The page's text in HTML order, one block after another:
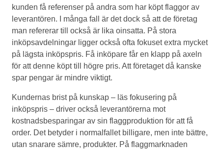
kunden få referenser på andra som har köpt flaggor av
leverantören. I många fall är det dock så att de företag
man refererar till också är lika oinsatta. På stora
inköpsavdelningar ligger också ofta fokuset extra mycket
på lägsta inköpspris. Få inköpare får en klapp på axeln
för att denne köpt till högre pris. Att företaget då kanske
spar pengar är mindre viktigt.
Kundernas brist på kunskap – läs fokusering på
inköpspris – driver också leverantörerna mot
kostnadsbesparingar av sin flaggproduktion för att få
order. Det betyder i normalfallet billigare, men inte bättre,
utan snarare sämre, produkter. På flaggmarknaden